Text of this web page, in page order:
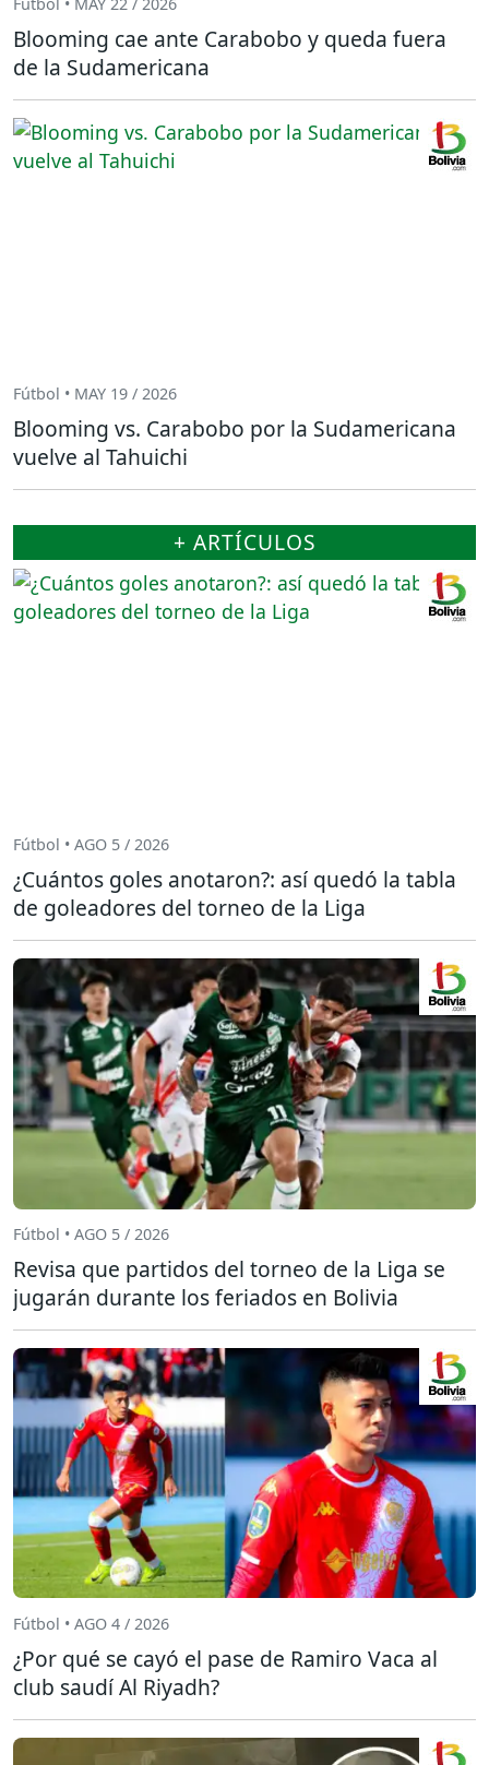
Blooming cae ante Carabobo y queda fuera
de la Sudamericana
Fútbol • MAY 19 / 2026
Blooming vs. Carabobo por la Sudamericana
vuelve al Tahuichi
+ ARTÍCULOS
Fútbol • AGO 5 / 2026
¿Cuántos goles anotaron?: así quedó la tabla
de goleadores del torneo de la Liga
Fútbol • AGO 5 / 2026
Revisa que partidos del torneo de la Liga se
jugarán durante los feriados en Bolivia
Fútbol • AGO 4 / 2026
¿Por qué se cayó el pase de Ramiro Vaca al
club saudí Al Riyadh?